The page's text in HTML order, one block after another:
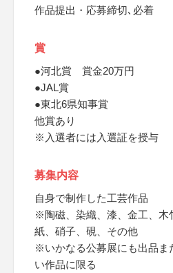
作品提出・応募締切､必着
賞
●河北賞 賞金20万円
●JAL賞
●東北6県知事賞
他賞あり
※入選者には入選証を授与
募集内容
自身で制作した工芸作品
※陶磁、染織、漆、金工、木
紙、硝子、硯、その他
※いかなる公募展にも出品ま
い作品に限る